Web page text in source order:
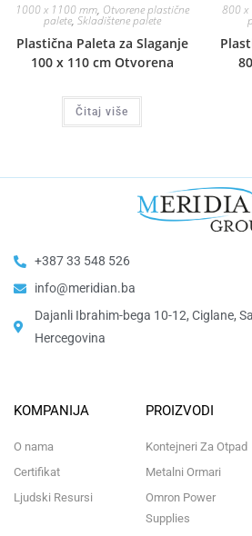
1000 x 1100 mm, Otvorene plastične
palete, Skladištene palete
Plastična Paleta za Slaganje
100 x 110 cm Otvorena
Čitaj više
800 x
+387 33 548 526
info@meridian.ba
Dajanli Ibrahim-bega 10-12, Ciglane,
Hercegovina​
KOMPANIJA
O nama
Certifikat
Ljudski Resursi
PROIZVODI
Kontejneri Za Otpad
Metalni Ormari
Omron Power
Supplies